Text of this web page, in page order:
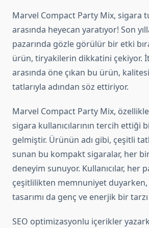
Marvel Compact Party Mix, sigara
arasında heyecan yaratıyor! Son
pazarında gözle görülür bir etki
ürün, tiryakilerin dikkatini çekiyor.
arasında öne çıkan bu ürün,
tatlarıyla adından söz ettiriyor.
Marvel Compact Party Mix,
sigara kullanıcılarının tercih ettiği
gelmiştir. Ürünün adı gibi, çeşitli
sunan bu kompakt sigaralar, her
deneyim sunuyor. Kullanıcılar, her
çeşitlilikten memnuniyet
tasarımı da genç ve enerjik bir tarzı
SEO optimizasyonlu içerikler